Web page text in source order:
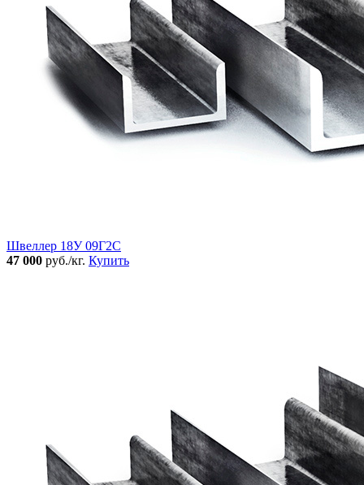
Швеллер 18У 09Г2С
47 000 руб./кг. Купить